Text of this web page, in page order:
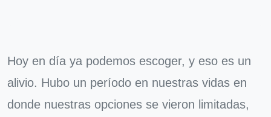
Hoy en día ya podemos escoger, y eso es un
alivio. Hubo un período en nuestras vidas en
donde nuestras opciones se vieron limitadas,